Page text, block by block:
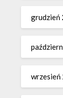
grudzień
wrzesień